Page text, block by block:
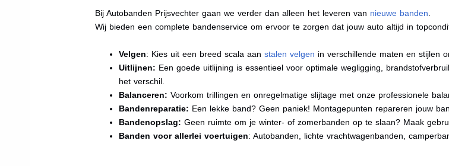
Bij Autobanden Prijsvechter gaan we verder dan alleen het leveren van nieuwe banden.
Wij bieden een complete bandenservice om ervoor te zorgen dat jouw auto altijd in
Velgen: Kies uit een breed scala aan stalen velgen in verschillende maten en stijlen
Uitlijnen: Een goede uitlijning is essentieel voor optimale wegligging,
het verschil.
Balanceren: Voorkom trillingen en onregelmatige slijtage met onze professionele
Bandenreparatie: Een lekke band? Geen paniek! Montagepunten repareren jouw
Bandenopslag: Geen ruimte om je winter- of zomerbanden op te slaan? Maak
Banden voor allerlei voertuigen: Autobanden, lichte vrachtwagenbanden,